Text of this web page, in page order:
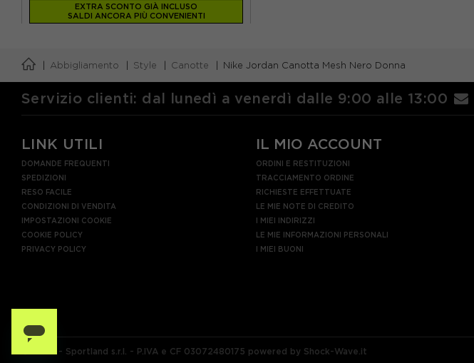
EXTRA SCONTO GIÀ INCLUSO
SALDI ANCORA PIÙ CONVENIENTI
Abbigliamento Style Canotte Nike Jordan Canotta Mesh Nero Donna
Servizio clienti: dal lunedì a venerdì dalle 9:00 alle 13:00
LINK UTILI
DOMANDE FREQUENTI
SPEDIZIONI
RESO FACILE
CONDIZIONI DI VENDITA
IMPOSTAZIONI COOKIE
COOKIE POLICY
PRIVACY POLICY
IL MIO ACCOUNT
ORDINI E RESTITUZIONI
TRACCIAMENTO ORDINE
RICHIESTE EFFETTUATE
LE MIE NOTE DI CREDITO
I MIEI INDIRIZZI
LE MIE INFORMAZIONI PERSONALI
I MIEI BUONI
© 2026 - Sportland s.r.l. - P.IVA e CF 03072480175 powered by Shock-Wave.it